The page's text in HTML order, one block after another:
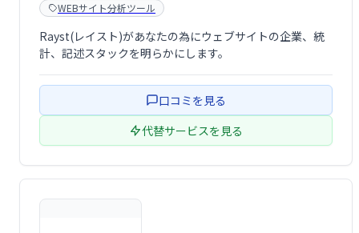
WEBサイト分析ツール
Rayst(レイスト)があなたの為にウェブサイトの企業、統
計、記述スタックを明らかにします。
口コミを見る
代替サービスを見る